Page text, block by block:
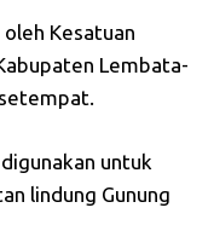
Kesatuan
Lembata-
untuk
lindung Gunung